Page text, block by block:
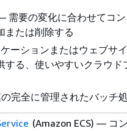
需要の変化に合わせてコ
または削除する
ーションまたはウェブサ
る、使いやすいクラウド
完全に管理されたバッチ
(Amazon ECS) — コ